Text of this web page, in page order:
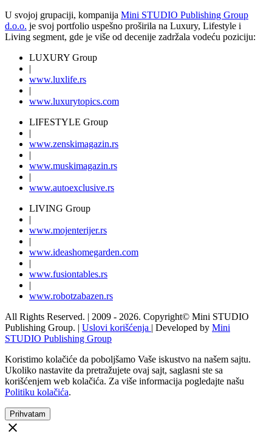
U svojoj grupaciji, kompanija Mini STUDIO Publishing Group
d.o.o. je svoj portfolio uspešno proširila na Luxury, Lifestyle i
Living segment, gde je više od decenije zadržala vodeću poziciju:
LUXURY Group
|
www.luxlife.rs
|
www.luxurytopics.com
LIFESTYLE Group
|
www.zenskimagazin.rs
|
www.muskimagazin.rs
|
www.autoexclusive.rs
LIVING Group
|
www.mojenterijer.rs
|
www.ideashomegarden.com
|
www.fusiontables.rs
|
www.robotzabazen.rs
All Rights Reserved. | 2009 - 2026. Copyright© Mini STUDIO
Publishing Group. | Uslovi korišćenja | Developed by Mini
STUDIO Publishing Group
Koristimo kolačiće da poboljšamo Vaše iskustvo na našem sajtu.
Ukoliko nastavite da pretražujete ovaj sajt, saglasni ste sa
korišćenjem web kolačića. Za više informacija pogledajte našu
Politiku kolačića.
Prihvatam